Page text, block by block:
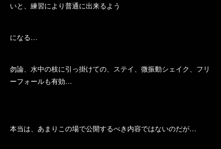
いと、練習により普通に出来るよう
になる…
勿論、水中の枝に引っ掛けての、ステイ、微振動シェイク、フリ
ーフォールも有効…
本当は、あまりこの場で公開するべき内容ではないのだが…